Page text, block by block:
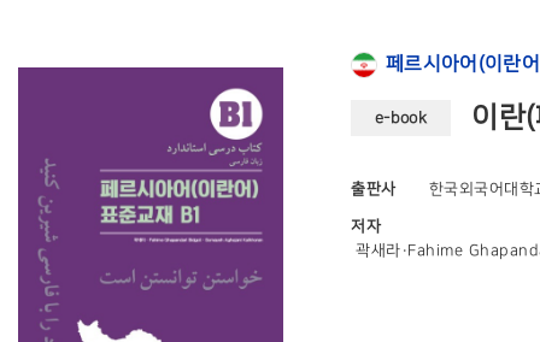
페르시아어(이란
e-book 이란
출판사 한국외국어대학
저자
곽새라·Fahime